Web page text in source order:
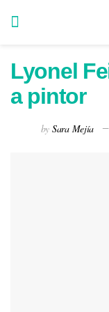
Lyonel
a pintor
by Sara Mejía